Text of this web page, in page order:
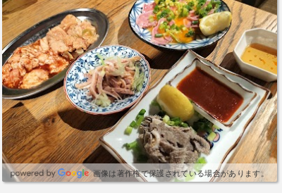
画像は著作権で保護されている場合があります。